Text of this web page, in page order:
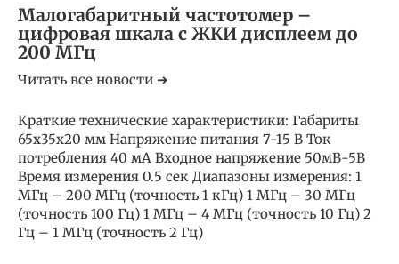
Малогабаритный частотомер –
цифровая шкала с ЖКИ дисплеем до
200 МГц
Читать все новости ➔
Краткие технические характеристики: Габариты
65х35х20 мм Напряжение питания 7-15 В Ток
потребления 40 мА Входное напряжение 50мВ-5В
Время измерения 0.5 сек Диапазоны измерения: 1
МГц – 200 МГц (точность 1 кГц) 1 МГц – 30 МГц
(точность 100 Гц) 1 МГц – 4 МГц (точность 10 Гц) 2
Гц – 1 МГц (точность 2 Гц)